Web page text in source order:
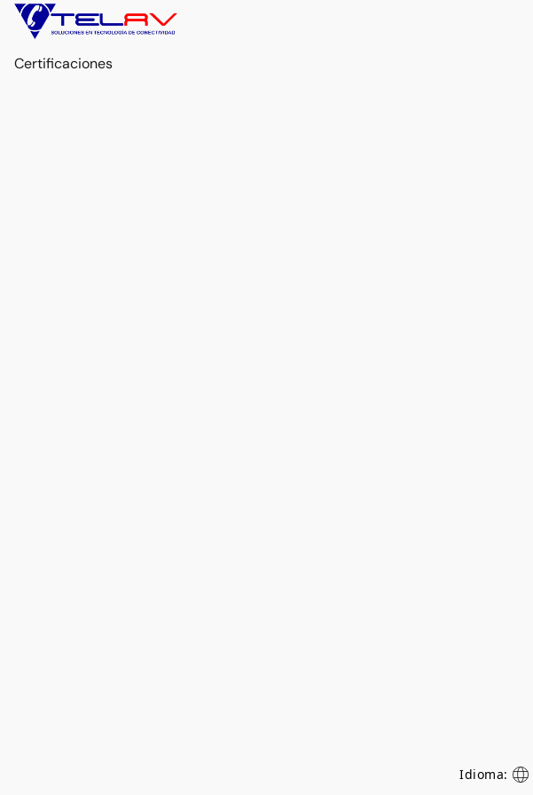
Certificaciones
Idioma: